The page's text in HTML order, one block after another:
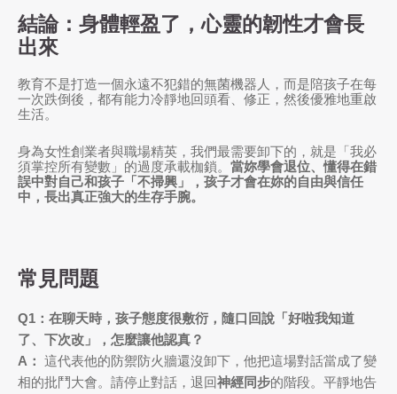
結論：身體輕盈了，心靈的韌性才會長
出來
教育不是打造一個永遠不犯錯的無菌機器人，而是陪孩子在每
一次跌倒後，都有能力冷靜地回頭看、修正，然後優雅地重啟
生活。
身為女性創業者與職場精英，我們最需要卸下的，就是「我必
須掌控所有變數」的過度承載枷鎖。 當妳學會退位、懂得在錯
誤中對自己和孩子「不掃興」，孩子才會在妳的自由與信任
中，長出真正強大的生存手腕。
常見問題
Q1：在聊天時，孩子態度很敷衍，隨口回說「好啦我知道
了、下次改」，怎麼讓他認真？
A： 這代表他的防禦防火牆還沒卸下，他把這場對話當成了變
相的批鬥大會。請停止對話，退回神經同步的階段。平靜地告